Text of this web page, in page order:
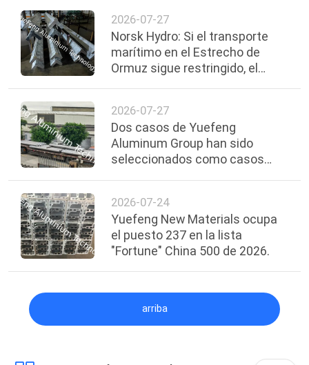
2026-07-27
Norsk Hydro: Si el transporte
marítimo en el Estrecho de
Ormuz sigue restringido, el
2026-07-27
Dos casos de Yuefeng
Aluminum Group han sido
seleccionados como casos
Ministerio de Industria y
Tecnología de la Información.
2026-07-24
Yuefeng New Materials ocupa
el puesto 237 en la lista
"Fortune" China 500 de 2026.
arriba